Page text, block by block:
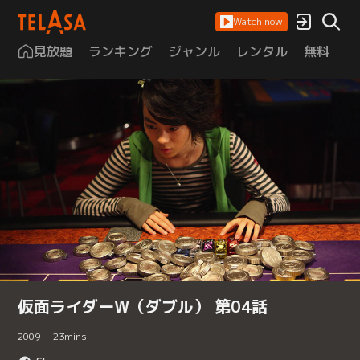
Watch now
見放題 ランキング ジャンル レンタル 無料
仮面ライダーW（ダブル） 第04話
2009 23mins